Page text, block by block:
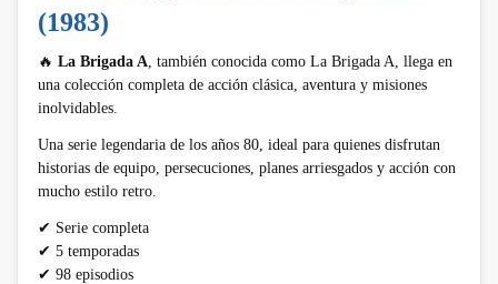
(1983)
🔥 La Brigada A , también conocida como La Brigada A, llega en
una colección completa de acción clásica, aventura y misiones
inolvidables.
Una serie legendaria de los años 80, ideal para quienes disfrutan
historias de equipo, persecuciones, planes arriesgados y acción con
mucho estilo retro.
✔ Serie completa
✔ 5 temporadas
✔ 98 episodios